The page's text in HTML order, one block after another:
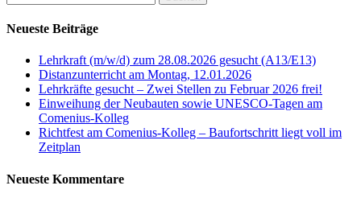
nach:
Neueste Beiträge
Lehrkraft (m/w/d) zum 28.08.2026 gesucht (A13/E13)
Distanzunterricht am Montag, 12.01.2026
Lehrkräfte gesucht – Zwei Stellen zu Februar 2026 frei!
Einweihung der Neubauten sowie UNESCO-Tagen am
Comenius-Kolleg
Richtfest am Comenius-Kolleg – Baufortschritt liegt voll im
Zeitplan
Neueste Kommentare